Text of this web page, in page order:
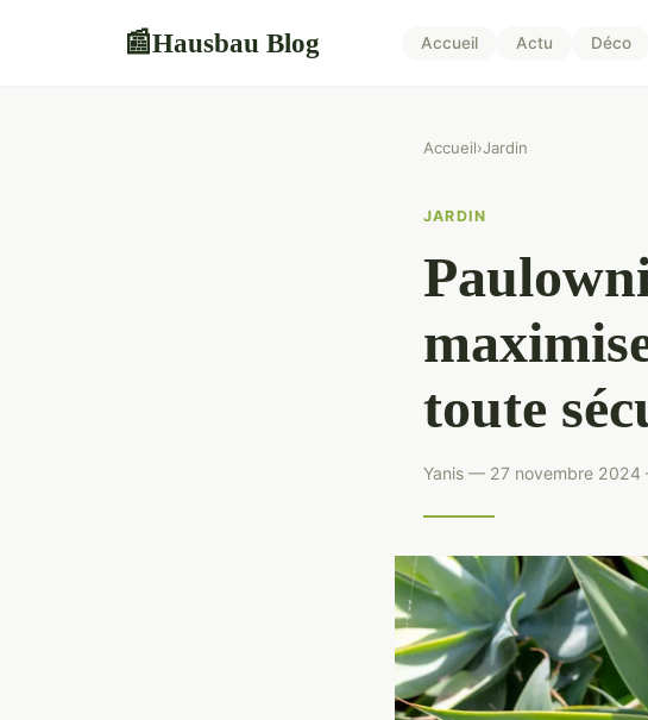
📰Hausbau Blog Accueil Actu Déco
Accueil›Jardin
JARDIN
toute
Yanis — 27 novembre